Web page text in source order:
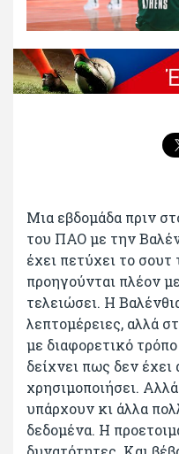
Μια εβδομάδα πριν
του ΠΑΟ με την
έχει πετύχει το σουτ
προηγούνται πλέον
τελειώσει. Η
λεπτομέρειες, αλλά
με διαφορετικό
δείχνει πως δεν έχει
χρησιμοποιήσει.
υπάρχουν κι άλλα
δεδομένα. Η